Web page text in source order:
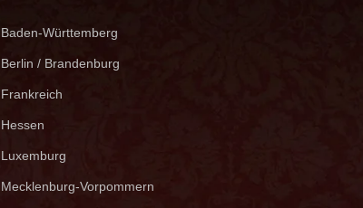
Baden-Württemberg
Berlin / Brandenburg
Frankreich
Hessen
Luxemburg
Mecklenburg-Vorpommern